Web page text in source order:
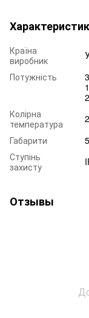
Країна
виробник
Потужність
Колірна
температура
Габарити
Ступінь
захисту
Отзывы